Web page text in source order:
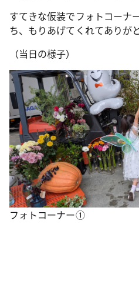
すてきな仮装でフォトコーナ
ち、もりあげてくれてありが
（当日の様子）
フォトコーナー①